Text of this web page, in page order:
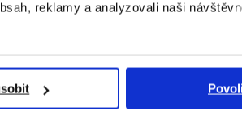
reklamy a analyzovali naši
imponuje už svými rozměry.
divadla pak dvojnásob.
„jen“ 11 hereček a herců,
Ježka nebo R.A. Dvorského). K